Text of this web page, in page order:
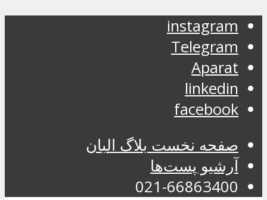
instagram
Telegram
Aparat
linkedin
facebook
صفحه نخست بلاگ البان
آرشیو پست‌ها
021-66863400